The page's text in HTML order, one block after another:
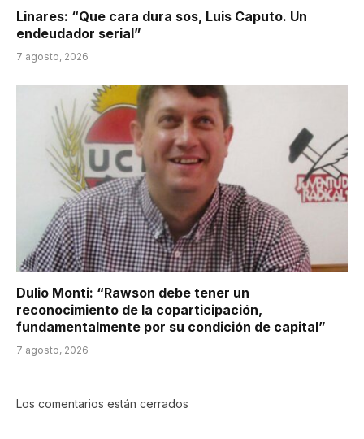
Linares: “Que cara dura sos, Luis Caputo. Un
endeudador serial”
7 agosto, 2026
Dulio Monti: “Rawson debe tener un
reconocimiento de la coparticipación,
fundamentalmente por su condición de capital”
7 agosto, 2026
Los comentarios están cerrados